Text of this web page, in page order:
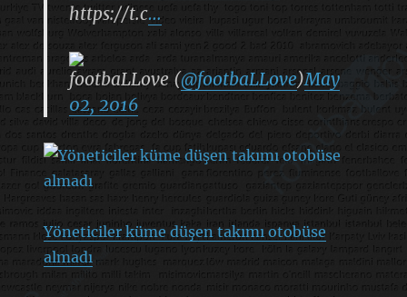
https://t.c…
footbaLLove (@footbaLLove)May
02, 2016
Yöneticiler küme düşen takımı otobüse
almadı